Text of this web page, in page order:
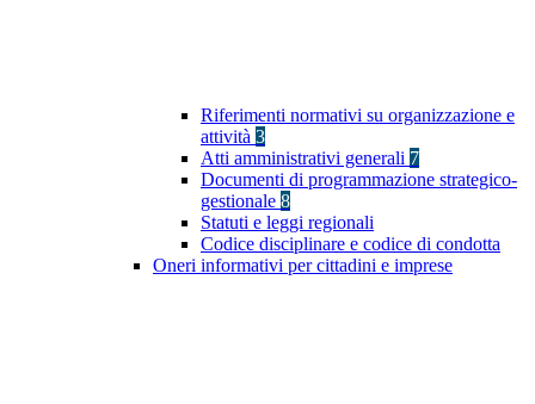
Riferimenti normativi su organizzazione e
attività 3
Atti amministrativi generali 7
Documenti di programmazione strategico-
gestionale 8
Statuti e leggi regionali
Codice disciplinare e codice di condotta
Oneri informativi per cittadini e imprese